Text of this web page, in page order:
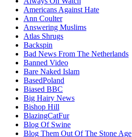
Americans Against Hate
Ann Coulter
Answering Muslims
Atlas Shrugs
Backspin
Bad News From The Netherlands
Banned Video
Bare Naked Islam
BasedPoland
Biased BBC
Big Hairy News
Bishop Hill
BlazingCatFur
Blog Of Swine
Blog Them Out Of The Stone Age